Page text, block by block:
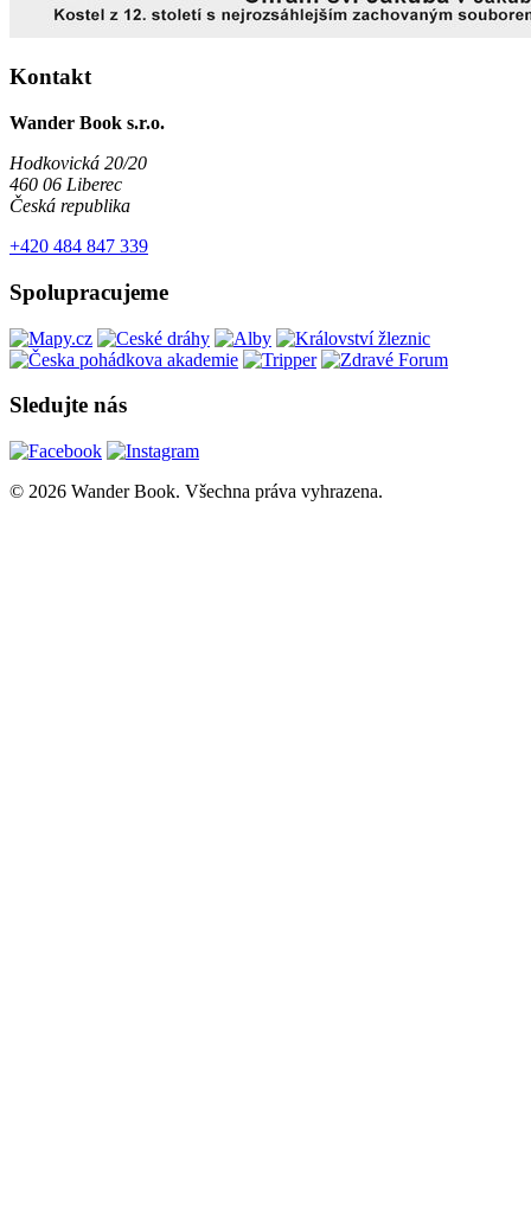
Kontakt
Wander Book s.r.o.
Hodkovická 20/20
460 06 Liberec
Česká republika
+420 484 847 339
Spolupracujeme
Sledujte nás
© 2026 Wander Book. Všechna práva vyhrazena.